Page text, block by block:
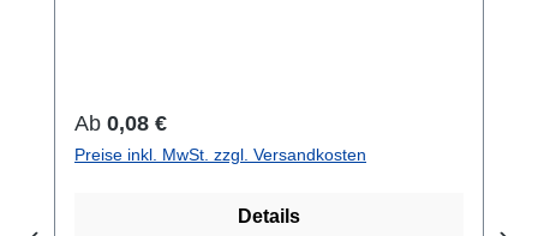
Regulärer Preis:
Ab 0,08 €
Preise inkl. MwSt. zzgl. Versandkosten
Details